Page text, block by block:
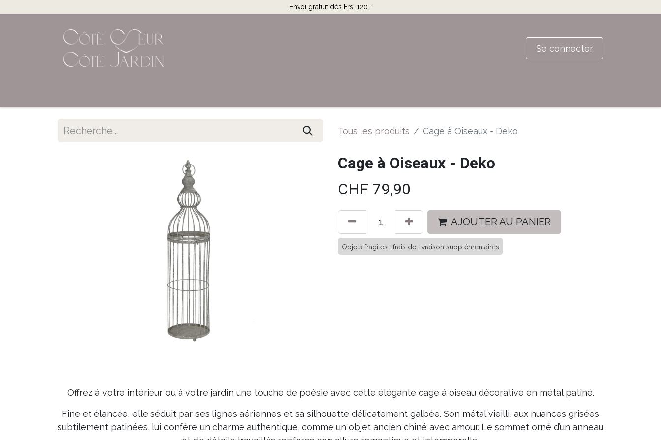
Envoi gratuit dès Frs. 120.-
Se connecter
Tous les produits Cage à Oiseaux - Deko
Cage à Oiseaux - Deko
CHF 79,90
AJOUTER AU PANIER
Objets fragiles : frais de livraison supplémentaires
Offrez à votre intérieur ou à votre jardin une touche de poésie avec cette élégante cage à oiseau décorative en métal patiné.
Fine et élancée, elle séduit par ses lignes aériennes et sa silhouette délicatement galbée. Son métal vieilli, aux nuances grisées
subtilement patinées, lui confère un charme authentique, comme un objet ancien chiné avec amour. Le sommet orné d’un anneau